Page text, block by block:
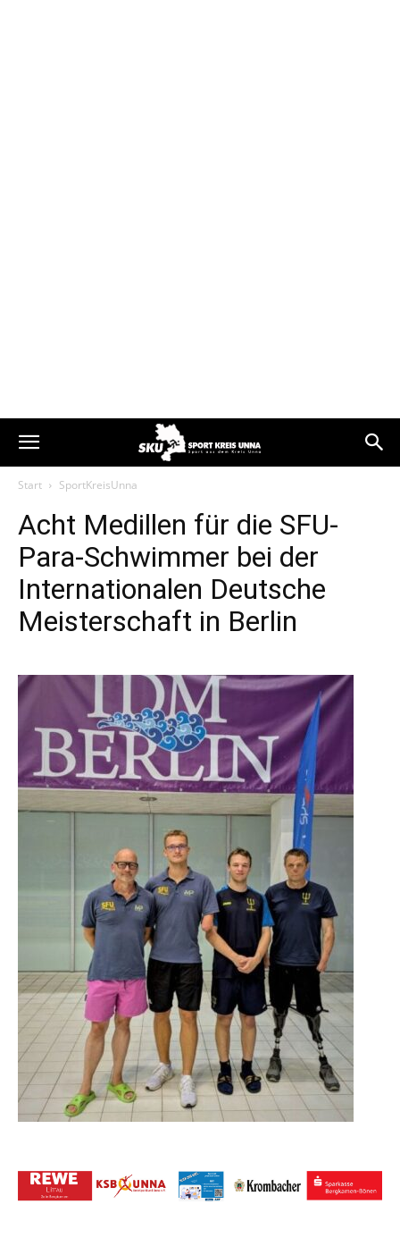
Start SportKreisUnna
Acht Medillen für die SFU-
Para-Schwimmer bei der
Internationalen Deutsche
Meisterschaft in Berlin